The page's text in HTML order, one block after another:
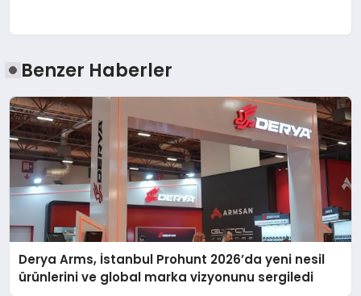
Benzer Haberler
Derya Arms, İstanbul Prohunt 2026’da yeni nesil
ürünlerini ve global marka vizyonunu sergiledi